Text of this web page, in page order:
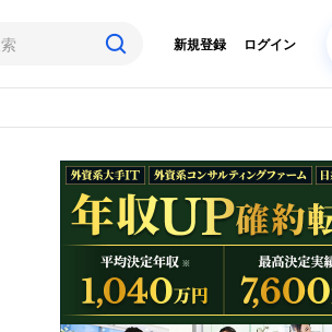
ログイン
新規登録